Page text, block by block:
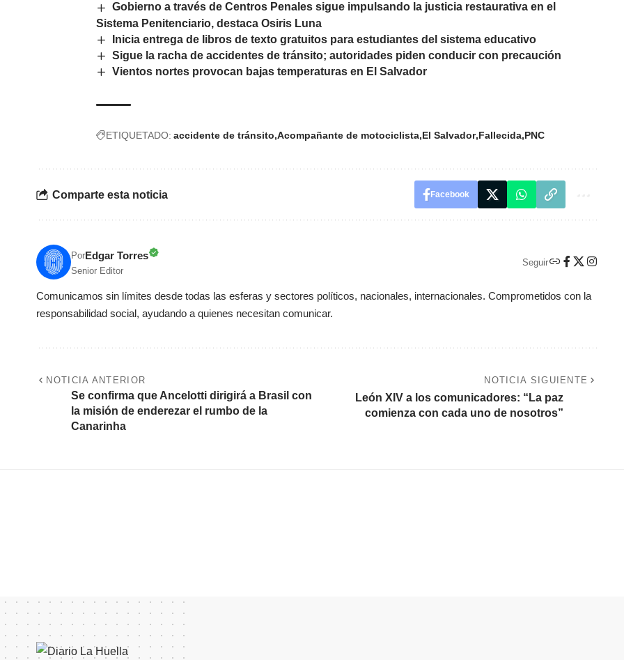
Gobierno a través de Centros Penales sigue impulsando la justicia restaurativa en el
Sistema Penitenciario, destaca Osiris Luna
Inicia entrega de libros de texto gratuitos para estudiantes del sistema educativo
Sigue la racha de accidentes de tránsito; autoridades piden conducir con precaución
Vientos nortes provocan bajas temperaturas en El Salvador
ETIQUETADO: accidente de tránsito Acompañante de motociclista El Salvador Fallecida PNC
Comparte esta noticia Facebook
PorEdgar Torres
Senior Editor
Seguir
Comunicamos sin límites desde todas las esferas y sectores políticos, nacionales, internacionales. Comprometidos con la
responsabilidad social, ayudando a quienes necesitan comunicar.
NOTICIA ANTERIOR
Se confirma que Ancelotti dirigirá a Brasil con
la misión de enderezar el rumbo de la
Canarinha
NOTICIA SIGUIENTE
León XIV a los comunicadores: “La paz
comienza con cada uno de nosotros”